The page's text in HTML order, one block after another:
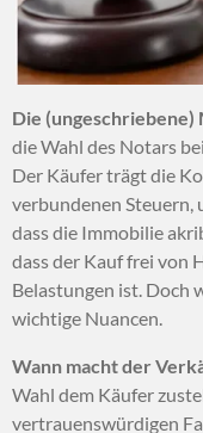
Die
die Wahl des Notars
Der Käufer trägt die
verbundenen Steuern,
dass die Immobilie
dass der Kauf frei von
Belastungen ist. Doch
wichtige Nuancen.
Wann macht der
Wahl dem Käufer
vertrauenswürdigen